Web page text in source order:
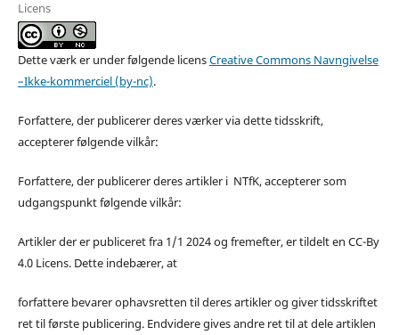
Licens
Dette værk er under følgende licensCreative Commons Navngivelse
–Ikke-kommerciel (by-nc).
Forfattere, der publicerer deres værker via dette tidsskrift,
accepterer følgende vilkår:
Forfattere, der publicerer deres artikler i NTfK, accepterer som
udgangspunkt følgende vilkår:
Artikler der er publiceret fra 1/1 2024 og fremefter, er tildelt en CC-By
4.0 Licens. Dette indebærer, at
forfattere bevarer ophavsretten til deres artikler og giver tidsskriftet
ret til første publicering. Endvidere gives andre ret til at dele artiklen